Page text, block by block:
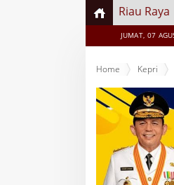
Riau Raya
JUMAT, 07
Home Kepri